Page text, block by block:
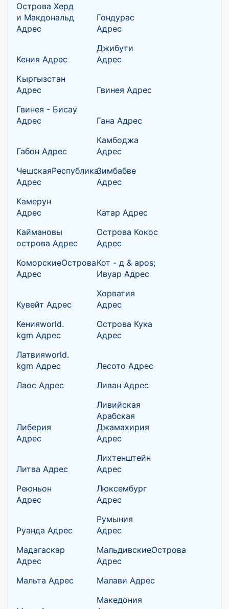
Острова Херд
и Макдональд
Адрес
Гондурас
Адрес
Кения Адрес
Джибути
Адрес
Кыргызстан
Адрес
Гвинея Адрес
Гвинея - Бисау
Адрес
Гана Адрес
Габон Адрес
Камбоджа
Адрес
ЧешскаяРеспублика
Адрес
Зимбабве
Адрес
Камерун
Адрес
Катар Адрес
Каймановы
острова Адрес
Острова Кокос
Адрес
КоморскиеОстрова
Адрес
Кот - д & apos;
Ивуар Адрес
Кувейт Адрес
Хорватия
Адрес
Кенияworld.
kgm Адрес
Острова Кука
Адрес
Латвияworld.
kgm Адрес
Лесото Адрес
Лаос Адрес
Ливан Адрес
Либерия
Адрес
Ливийская
Арабская
Джамахирия
Адрес
Литва Адрес
Лихтенштейн
Адрес
Реюньон
Адрес
Люксембург
Адрес
Руанда Адрес
Румыния
Адрес
Мадагаскар
Адрес
МальдивскиеОстрова
Адрес
Мальта Адрес
Малави Адрес
Македония